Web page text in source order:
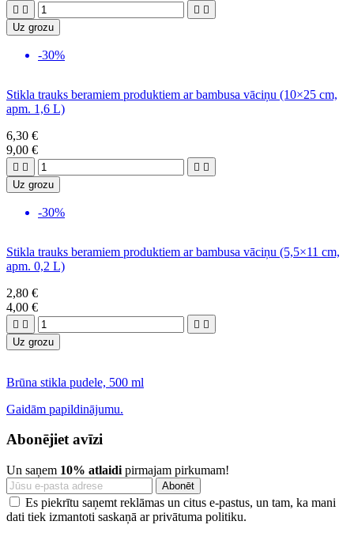
   
Uz grozu
-30%
Stikla trauks beramiem produktiem ar bambusa vāciņu (10×25 cm,
apm. 1,6 L)
6,30 €
9,00 €
   
Uz grozu
-30%
Stikla trauks beramiem produktiem ar bambusa vāciņu (5,5×11 cm,
apm. 0,2 L)
2,80 €
4,00 €
   
Uz grozu
Brūna stikla pudele, 500 ml
Gaidām papildinājumu.
Abonējiet avīzi
Un saņem 10% atlaidi pirmajam pirkumam!
Es piekrītu saņemt reklāmas un citus e-pastus, un tam, ka mani
dati tiek izmantoti saskaņā ar privātuma politiku.